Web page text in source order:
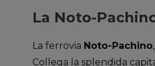
La Noto-
La ferrovia Noto-Pachino
Collega la splendida